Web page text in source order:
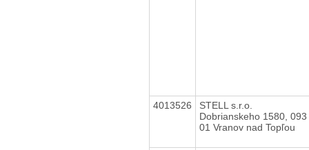
4013526
STELL s.r.o.
Dobrianskeho 1580, 093
01 Vranov nad Topľou